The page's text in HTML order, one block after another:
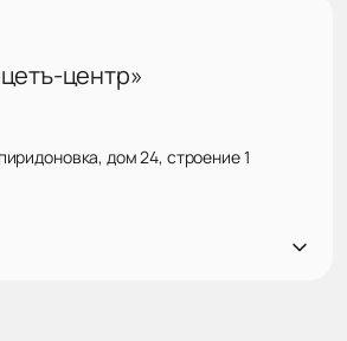
центр»
дом 24, строение 1